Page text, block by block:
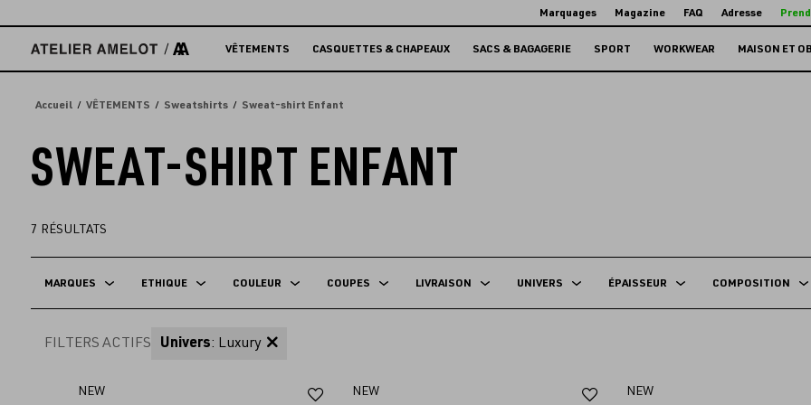
directement
contenu
Marquages Magazine FAQ Adresse
VÊTEMENTS CASQUETTES & CHAPEAUX SACS & BAGAGERIE SPORT WORKWEAR MAISON ET
Accueil VÊTEMENTS Sweatshirts Sweat-shirt Enfant
SWEAT-SHIRT ENFANT
7 RÉSULTATS
MARQUES ETHIQUE COULEUR COUPES LIVRAISON UNIVERS ÉPAISSEUR COMPOSITION
FILTERS ACTIFS Univers: Luxury
NEW
Ajouter
NEW
Ajouter
NEW